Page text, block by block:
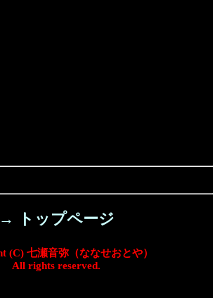
→ トップページ
(C) 七瀬音弥（ななせおとや）
All rights reserved.